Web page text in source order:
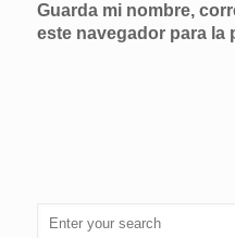
Guarda mi nombre,
este navegador para la